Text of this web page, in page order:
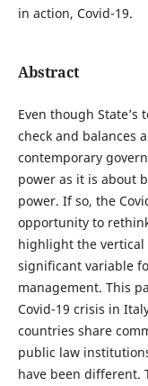
in action, Covid-19.
Abstract
Even though
check and balances
contemporary
power as it is about
power. If so, the
opportunity to
highlight the vertical
significant variable
management. This
Covid-19 crisis in
countries share
public law
have been different.